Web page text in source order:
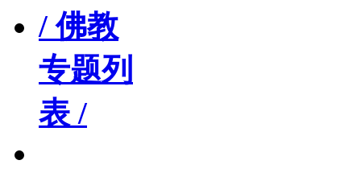
/ 佛教
专题列
表 /